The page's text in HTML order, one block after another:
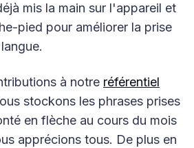
mis la main sur l'appareil et
pied pour améliorer la prise
à notre référentiel
stockons les phrases prises
en flèche au cours du mois
apprécions tous. De plus en